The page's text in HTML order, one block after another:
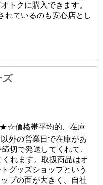
トクに購入できます。
れているのも安心店とし
ズ
価格帯平均的、在庫
外の営業日で在庫があ
切で発送してくれて、
れます。取扱商品はオ
グッズショップという
プの面が大きく、自社